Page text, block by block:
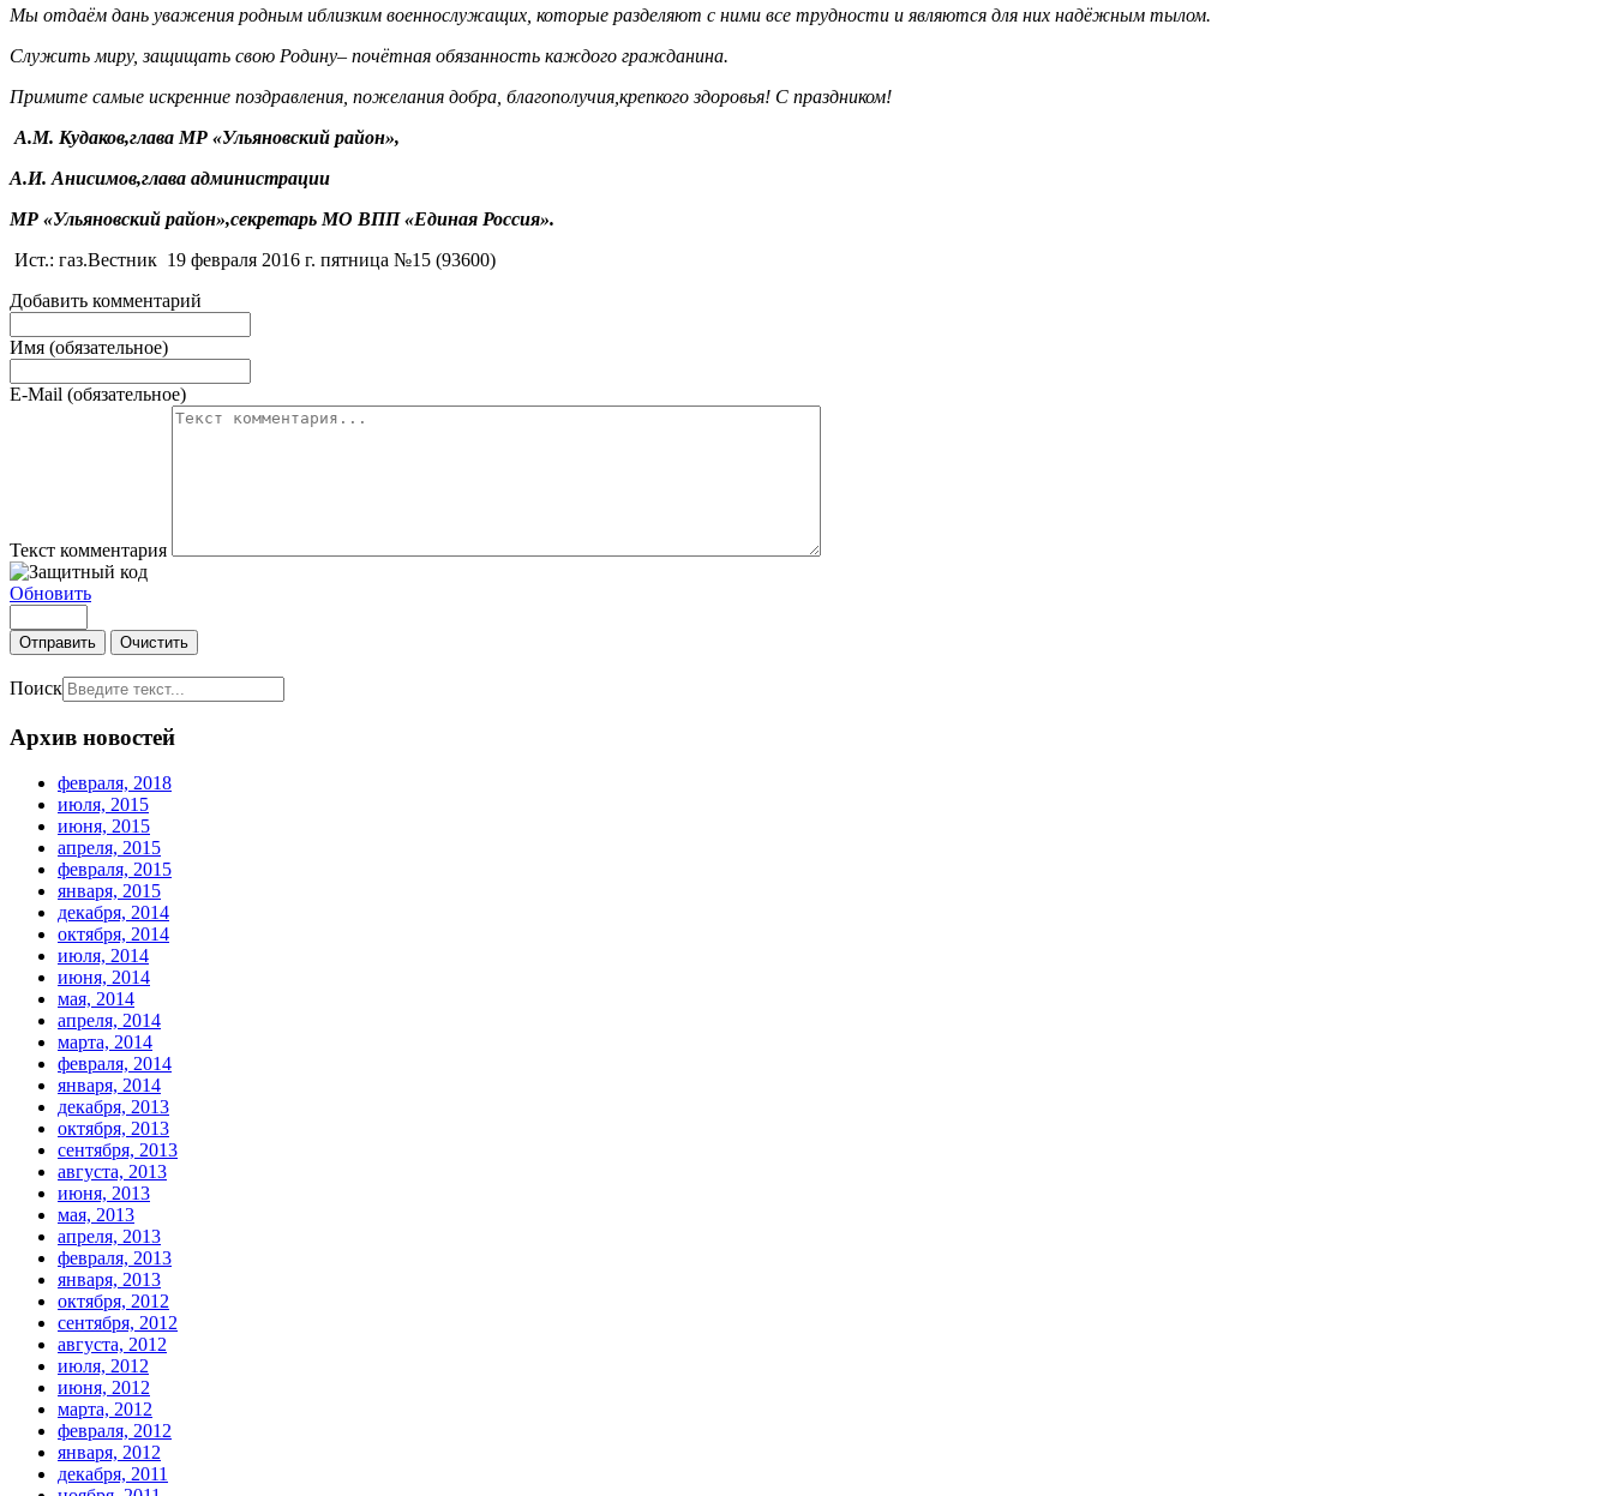
Мы отдаём дань уважения родным иблизким военнослужащих, которые разделяют с ними все трудности и являются для них надёжным тылом.
Служить миру, защищать свою Родину– почётная обязанность каждого гражданина.
Примите самые искренние поздравления, пожелания добра, благополучия, крепкого здоровья! С праздником!
А.М. Кудаков,глава МР «Ульяновский район»,
А.И. Анисимов,глава администрации
МР «Ульяновский район»,секретарь МО ВПП «Единая Россия».
Ист.: газ.Вестник 19 февраля 2016 г. пятница №15 (93600)
Добавить комментарий
Имя (обязательное)
E-Mail (обязательное)
Текст комментария
Обновить
Отправить Очистить
Поиск
Архив новостей
февраля, 2018
июля, 2015
июня, 2015
апреля, 2015
февраля, 2015
января, 2015
декабря, 2014
октября, 2014
июля, 2014
июня, 2014
мая, 2014
апреля, 2014
марта, 2014
февраля, 2014
января, 2014
декабря, 2013
октября, 2013
сентября, 2013
августа, 2013
июня, 2013
мая, 2013
апреля, 2013
февраля, 2013
января, 2013
октября, 2012
сентября, 2012
августа, 2012
июля, 2012
июня, 2012
марта, 2012
февраля, 2012
января, 2012
декабря, 2011